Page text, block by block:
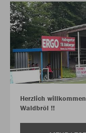
Herzlich
Waldbröl !!